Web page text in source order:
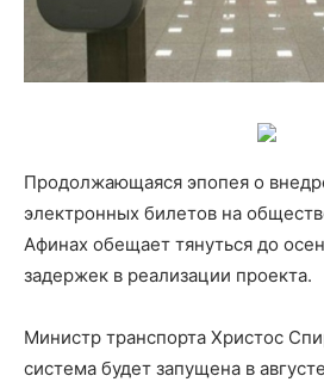
Продолжающаяся эпопея о
электронных билетов на
Афинах обещает тянуться до
задержек в реализации проекта.
Министр транспорта Христос
система будет запущена в